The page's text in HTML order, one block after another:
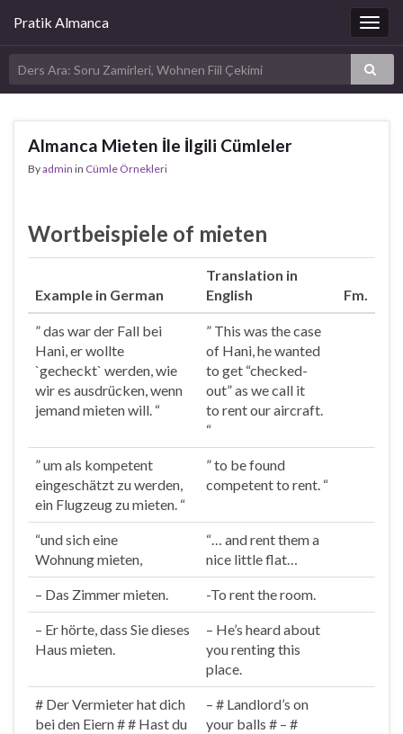
Pratik Almanca
Almanca Mieten İle İlgili Cümleler
Byadmin in Cümle Örnekleri
Wortbeispiele of mieten
Example in German
Translation in
English
Fm.
” das war der Fall bei
Hani, er wollte
`gecheckt` werden, wie
wir es ausdrücken, wenn
jemandmietenwill. “
” This was the case
of Hani, he wanted
to get “checked-
out” as we call it
to rentour aircraft.
“
” um als kompetent
eingeschätzt zu werden,
ein Flugzeug zumieten. “
” to be found
competent to rent. “
“und sich eine
Wohnungmieten,
“… andrentthem a
nice little flat…
– Das Zimmermieten. -To rentthe room.
– Er hörte, dass Sie dieses
Haus mieten.
– He’s heard about
yourenting this
place.
# Der Vermieter hat dich
bei den Eiern # # Hast du
– # Landlord’s on
your balls # – #